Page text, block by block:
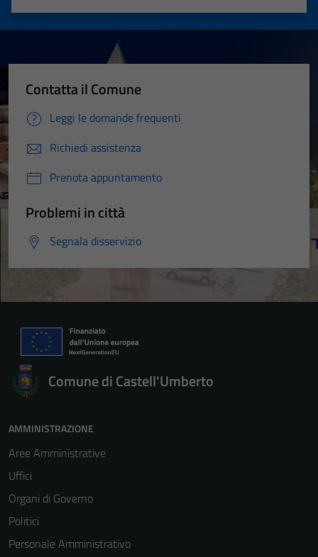
Valuta 5 stelle su 5
Valuta 4 stelle su 5
Valuta 3 stelle su 5
Valuta 2 stelle su 5
Valuta 1 stelle su 5
Contatta il Comune
Leggi le domande frequenti
Richiedi assistenza
Prenota appuntamento
Problemi in città
Segnala disservizio
Comune di Castell'Umberto
AMMINISTRAZIONE
Aree Amministrative
Uffici
Organi di Governo
Politici
Personale Amministrativo